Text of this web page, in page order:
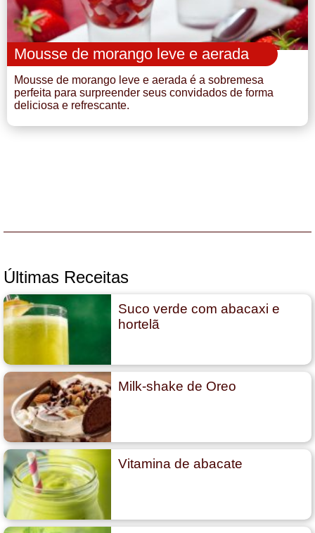
Mousse de morango leve e aerada
Mousse de morango leve e aerada é a sobremesa
perfeita para surpreender seus convidados de forma
deliciosa e refrescante.
Últimas Receitas
Suco verde com abacaxi e
hortelã
Milk-shake de Oreo
Vitamina de abacate